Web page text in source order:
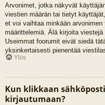
Arvonimet, jotka näkyvät
viestien määrän tai tietyt
et voi vaihtaa minkään
määrittelemiä. Älä kirjoita
Useimmat foorumit eivät siedä
yksinkertaisesti pienentää
Ylös
Kun klikkaan
kirjautumaan?